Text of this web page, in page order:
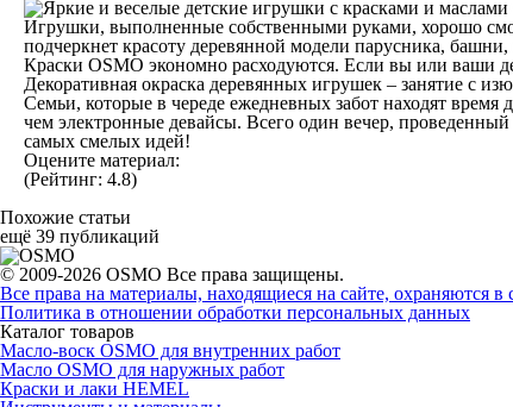
Игрушки, выполненные собственными руками, хорошо
подчеркнет красоту деревянной модели парусника,
Краски OSMO экономно расходуются. Если вы или ваши
Декоративная окраска деревянных игрушек – занятие с
Семьи, которые в череде ежедневных забот находят
чем электронные девайсы. Всего один вечер,
самых смелых идей!
Оцените материал:
(Рейтинг: 4.8)
Похожие статьи
ещё 39 публикаций
© 2009-2026 OSMO Все права защищены.
Все права на материалы, находящиеся на сайте, охраняются
Политика в отношении обработки персональных данных
Каталог товаров
Масло-воск OSMO для внутренних работ
Масло OSMO для наружных работ
Краски и лаки HEMEL